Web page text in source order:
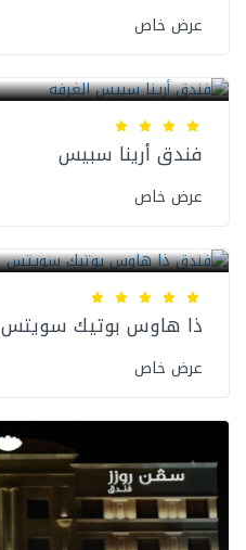
عرض خاص
فندق أرينا سبيس
عرض خاص
ذا هاوس بوتيك سويتس
عرض خاص